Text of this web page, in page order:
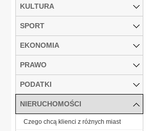
KULTURA
SPORT
EKONOMIA
PRAWO
PODATKI
NIERUCHOMOŚCI
Czego chcą klienci z różnych miast